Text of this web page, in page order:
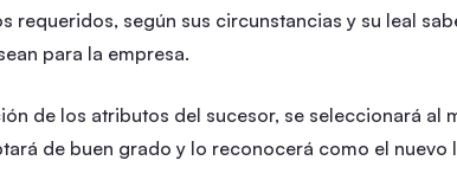
requeridos, según sus circunstancias y su leal
para la empresa.
de los atributos del sucesor, se seleccionará al
de buen grado y lo reconocerá como el nuevo